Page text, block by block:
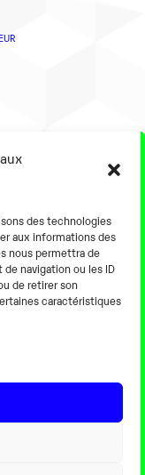
des technologies
aux informations des
nous permettra de
navigation ou les ID
de retirer son
caractéristiques